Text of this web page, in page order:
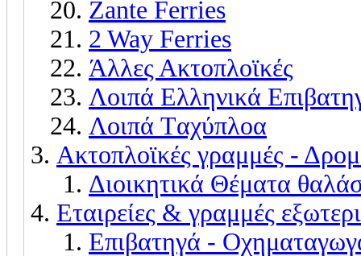
Zante Ferries
2 Way Ferries
Άλλες Ακτοπλοϊκές
Λοιπά Ελληνικά
Λοιπά Tαχύπλοα
Ακτοπλοϊκές γραμμές -
Διοικητικά Θέματα
Εταιρείες & γραμμές
Eπιβατηγά -